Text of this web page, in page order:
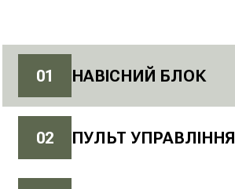
01 НАВІСНИЙ БЛОК
02 ПУЛЬТ УПРАВЛІННЯ